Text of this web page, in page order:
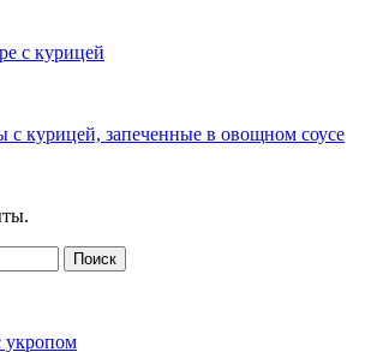
с курицей
с курицей, запеченные в овощном соусе
укропом